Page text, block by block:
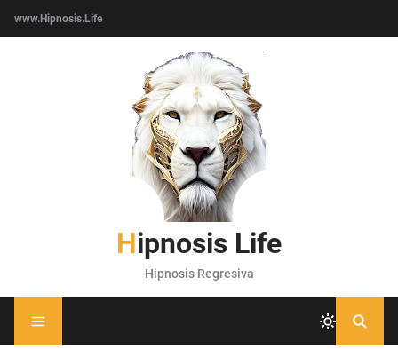
www.Hipnosis.Life
Hipnosis Life
Hipnosis Regresiva